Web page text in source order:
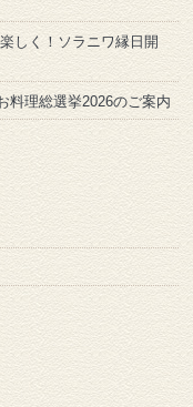
しく！ソラニワ縁日開
料理総選挙2026のご案内